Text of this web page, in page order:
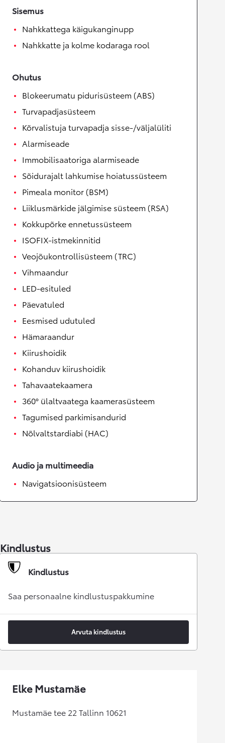
Sisemus
Nahkkattega käigukanginupp
Nahkkatte ja kolme kodaraga rool
Ohutus
Blokeerumatu pidurisüsteem (ABS)
Turvapadjasüsteem
Kõrvalistuja turvapadja sisse-/väljalüliti
Alarmiseade
Immobilisaatoriga alarmiseade
Sõidurajalt lahkumise hoiatussüsteem
Pimeala monitor (BSM)
Liiklusmärkide jälgimise süsteem (RSA)
Kokkupõrke ennetussüsteem
ISOFIX-istmekinnitid
Veojõukontrollisüsteem (TRC)
Vihmaandur
LED-esituled
Päevatuled
Eesmised udutuled
Hämaraandur
Kiirushoidik
Kohanduv kiirushoidik
Tahavaatekaamera
360° ülaltvaatega kaamerasüsteem
Tagumised parkimisandurid
Nõlvaltstardiabi (HAC)
Audio ja multimeedia
Navigatsioonisüsteem
Kindlustus
Kindlustus
Saa personaalne kindlustuspakkumine
Arvuta kindlustus
Elke Mustamäe
Mustamäe tee 22 Tallinn 10621